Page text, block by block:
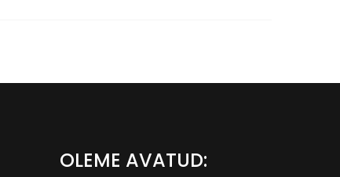
OLEME AVATUD: